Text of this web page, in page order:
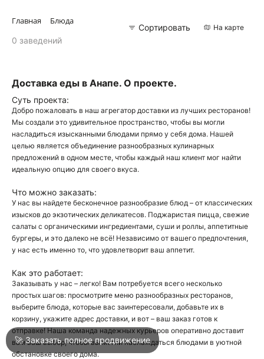
Войти
ГородАнапа
Написать в техподдержку
Главная Блюда
0 заведений
Сортировать На карте
Доставка еды в Анапе. О проекте.
Суть проекта:
Добро пожаловать в наш агрегатор доставки из лучших ресторанов!
Мы создали это удивительное пространство, чтобы вы могли
насладиться изысканными блюдами прямо у себя дома. Нашей
целью является объединение разнообразных кулинарных
предложений в одном месте, чтобы каждый наш клиент мог найти
идеальную опцию для своего вкуса.
Что можно заказать:
У нас вы найдете бесконечное разнообразие блюд – от классических
изысков до экзотических деликатесов. Поджаристая пицца, свежие
салаты с органическими ингредиентами, суши и роллы, аппетитные
бургеры, и это далеко не всё! Независимо от вашего предпочтения,
у нас есть именно то, что удовлетворит ваш аппетит.
Как это работает:
Заказывать у нас – легко! Вам потребуется всего несколько
простых шагов: просмотрите меню разнообразных ресторанов,
выберите блюда, которые вас заинтересовали, добавьте их в
корзину, укажите адрес доставки, и вот – ваш заказ готов к
отправке! Наша команда надежных курьеров оперативно доставит
вам ваш выбор, чтобы вы могли наслаждаться блюдами в уютной
обстановке своего дома.
🚀 Заказать полное продвижение